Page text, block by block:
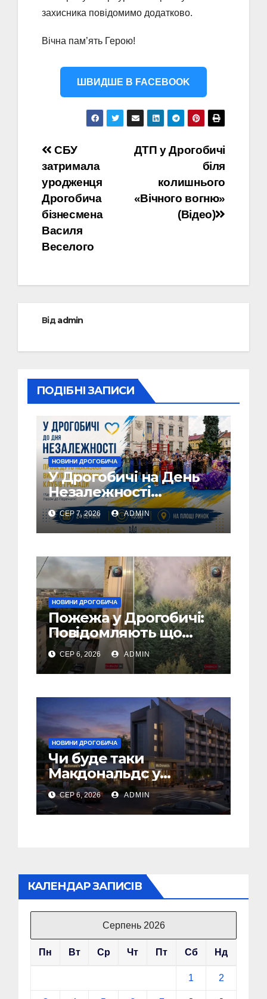
захисника повідомимо додатково.
Вічна пам’ять Герою!
ШВИДШЕ В FACEBOOK
Навігація
записів
ДТП у Дрогобичі
біля
колишнього
«Вічного вогню»
(Відео)
СБУ
затримала
уродженця
Дрогобича
бізнесмена
Василя
Веселого
Відadmin
ПОДІБНІ ЗАПИСИ
НОВИНИ ДРОГОБИЧА
У Дрогобичі на День
Незалежності
виступатимуть
спортивні клубів
громадии
СЕР 7, 2026 ADMIN
НОВИНИ ДРОГОБИЧА
Пожежа у Дрогобичі:
Повідомляють що
горіло 5 гаражів
(Відео)
СЕР 6, 2026 ADMIN
НОВИНИ ДРОГОБИЧА
Чи буде таки
Макдональдс у
Дрогобичі? (Фото)
СЕР 6, 2026 ADMIN
КАЛЕНДАР ЗАПИСІВ
Серпень 2026
Пн Вт Ср Чт Пт Сб Нд
1 2